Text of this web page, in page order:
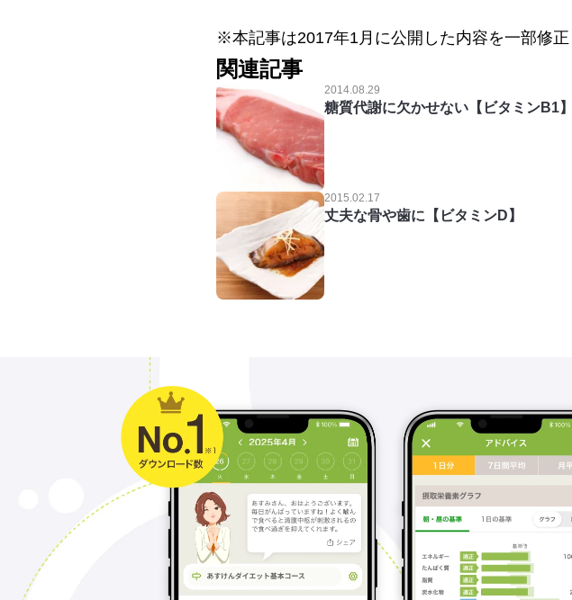
※本記事は2017年1月に公開した内容を一部修
関連記事
2014.08.29
糖質代謝に欠かせない【ビタミンB1】
2015.02.17
丈夫な骨や歯に【ビタミンD】